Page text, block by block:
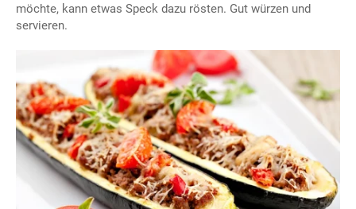
möchte, kann etwas Speck dazu rösten. Gut würzen und
servieren.